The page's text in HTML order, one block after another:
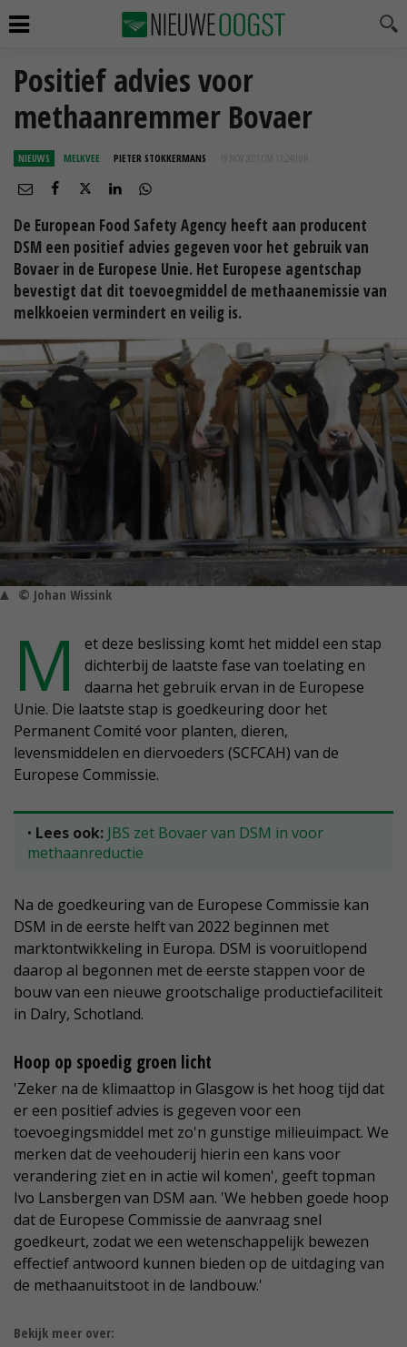
Positief advies voor
methaanremmer Bovaer
NIEUWS MELKVEE PIETER STOKKERMANS 19 NOV 2021 OM 13:24
De European Food Safety Agency heeft aan producent
DSM een positief advies gegeven voor het gebruik van
Bovaer in de Europese Unie. Het Europese agentschap
bevestigt dat dit toevoegmiddel de methaanemissie van
melkkoeien vermindert en veilig is.
© Johan Wissink
M
et deze beslissing komt het middel een stap
dichterbij de laatste fase van toelating en
daarna het gebruik ervan in de Europese
Unie. Die laatste stap is goedkeuring door het
Permanent Comité voor planten, dieren,
levensmiddelen en diervoeders (SCFCAH) van de
Europese Commissie.
• Lees ook: JBS zet Bovaer van DSM in voor
methaanreductie
Na de goedkeuring van de Europese Commissie kan
DSM in de eerste helft van 2022 beginnen met
marktontwikkeling in Europa. DSM is vooruitlopend
daarop al begonnen met de eerste stappen voor de
bouw van een nieuwe grootschalige productiefaciliteit
in Dalry, Schotland.
Hoop op spoedig groen licht
'Zeker na de klimaattop in Glasgow is het hoog tijd dat
er een positief advies is gegeven voor een
toevoegingsmiddel met zo'n gunstige milieuimpact. We
merken dat de veehouderij hierin een kans voor
verandering ziet en in actie wil komen', geeft topman
Ivo Lansbergen van DSM aan. 'We hebben goede hoop
dat de Europese Commissie de aanvraag snel
goedkeurt, zodat we een wetenschappelijk bewezen
effectief antwoord kunnen bieden op de uitdaging van
de methaanuitstoot in de landbouw.'
Bekijk meer over: